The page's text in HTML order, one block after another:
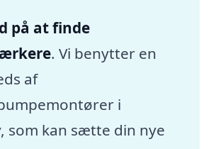
på at finde
. Vi benytter en
af
i
som kan sætte din nye